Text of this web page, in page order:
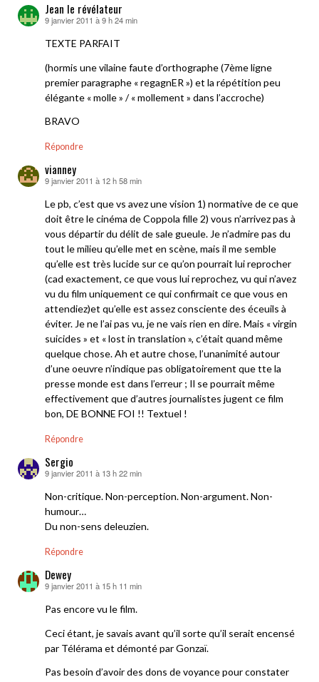
Jean le révélateur
dit :
9 janvier 2011 à 9 h 24 min
TEXTE PARFAIT
(hormis une vilaine faute d’orthographe (7ème ligne
premier paragraphe « regagnER ») et la répétition peu
élégante « molle » / « mollement » dans l’accroche)
BRAVO
Répondre
vianney
dit :
9 janvier 2011 à 12 h 58 min
Le pb, c’est que vs avez une vision 1) normative de ce que
doit être le cinéma de Coppola fille 2) vous n’arrivez pas à
vous départir du délit de sale gueule. Je n’admire pas du
tout le milieu qu’elle met en scène, mais il me semble
qu’elle est très lucide sur ce qu’on pourrait lui reprocher
(cad exactement, ce que vous lui reprochez, vu qui n’avez
vu du film uniquement ce qui confirmait ce que vous en
attendiez)et qu’elle est assez consciente des éceuils à
éviter. Je ne l’ai pas vu, je ne vais rien en dire. Mais « virgin
suicides » et « lost in translation », c’était quand même
quelque chose. Ah et autre chose, l’unanimité autour
d’une oeuvre n’indique pas obligatoirement que tte la
presse monde est dans l’erreur ; Il se pourrait même
effectivement que d’autres journalistes jugent ce film
bon, DE BONNE FOI !! Textuel !
Répondre
Sergio
dit :
9 janvier 2011 à 13 h 22 min
Non-critique. Non-perception. Non-argument. Non-
humour…
Du non-sens deleuzien.
Répondre
Dewey
dit :
9 janvier 2011 à 15 h 11 min
Pas encore vu le film.
Ceci étant, je savais avant qu’il sorte qu’il serait encensé
par Télérama et démonté par Gonzaï.
Pas besoin d’avoir des dons de voyance pour constater